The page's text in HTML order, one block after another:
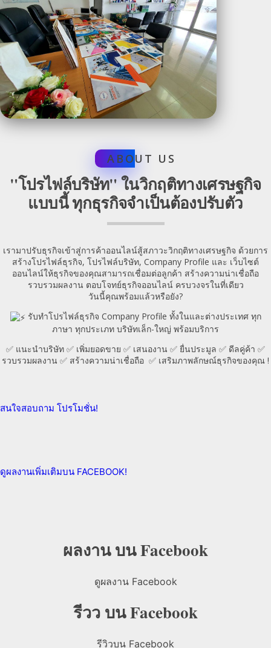
ABOUT US
"โปรไฟล์บริษัท" ในวิกฤติทางเศรษฐกิจ
แบบนี้ ทุกธุรกิจจำเป็นต้องปรับตัว
เรามาปรับธุรกิจเข้าสู่การค้าออนไลน์สู้สภาวะวิกฤติทางเศรษฐกิจ ด้วยการ
สร้างโปรไฟล์ธุรกิจ, โปรไฟล์บริษัท, Company Profile และ เว็บไซต์
ออนไลน์ให้ธุรกิจของคุณสามารถเชื่อมต่อลูกค้า สร้างความน่าเชื่อถือ
รวบรวมผลงาน ตอบโจทย์ธุรกิจออนไลน์ ครบวงจรในที่เดียว
วันนี้คุณพร้อมแล้วหรือยัง?
รับทำโปรไฟล์ธุรกิจ Company Profile ทั้งในและต่างประเทศ ทุก
ภาษา ทุกประเภท บริษัทเล็ก-ใหญ่ พร้อมบริการ
✅ แนะนำบริษัท ✅ เพิ่มยอดขาย ✅ เสนองาน ✅ ยื่นประมูล ✅ ดีลคู่ค้า ✅
รวบรวมผลงาน ✅ สร้างความน่าเชื่อถือ ✅ เสริมภาพลักษณ์ธุรกิจของคุณ !
สนใจสอบถาม โปรโมชั่น!
ดูผลงานเพิ่มเติมบน FACEBOOK!
ผลงาน บน Facebook
ดูผลงาน Facebook
รีวว บน Facebook
รีวิวบน Facebook